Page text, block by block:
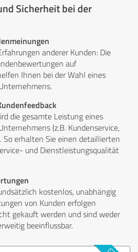
Sicherheit bei der
anderer Kunden: Die
auf
Ihnen bei der Wahl eines
die gesamte Leistung eines
(z.B. Kundenservice,
So erhalten Sie einen detaillierten
und Dienstleistungsqualität
kostenlos, unabhängig
von Kunden erfolgen
gekauft werden und sind weder
beeinflussbar.